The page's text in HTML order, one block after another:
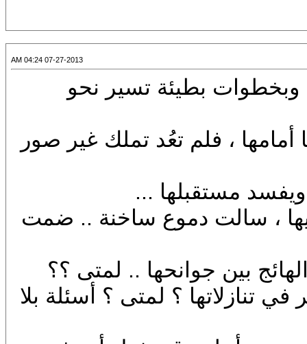
07-27-2013 04:24 AM
وبخطوات بطيئة تسير نحو
، فلم تعُد تملك غير صور
مستقبلها ...
، سالت دموع ساخنة .. ضمت
بين جوانحها .. لمتى ؟؟
تنازلاتها ؟ لمتى ؟ أسئلة بلا